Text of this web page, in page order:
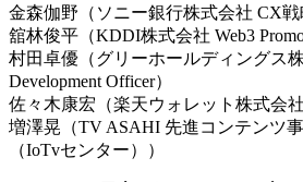
金森伽野（ソニー銀行株式会社 CX戦
舘林俊平（KDDI株式会社 Web3
村田卓優（グリーホールディングス株
Development Officer）
佐々木康宏（楽天ウォレット株式会
増澤晃（TV ASAHI 先進コンテンツ
（IoTvセンター））